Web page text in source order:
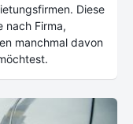
Diese
nach Firma,
manchmal davon